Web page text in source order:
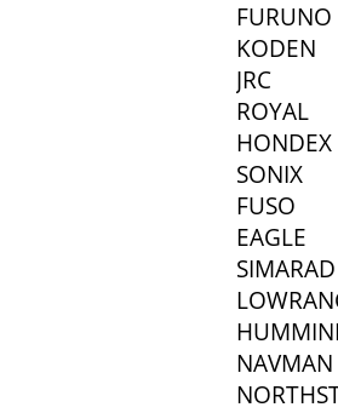
FURUNO
KODEN
JRC
ROYAL
HONDEX
SONIX
FUSO
EAGLE
SIMARAD
NAVMAN